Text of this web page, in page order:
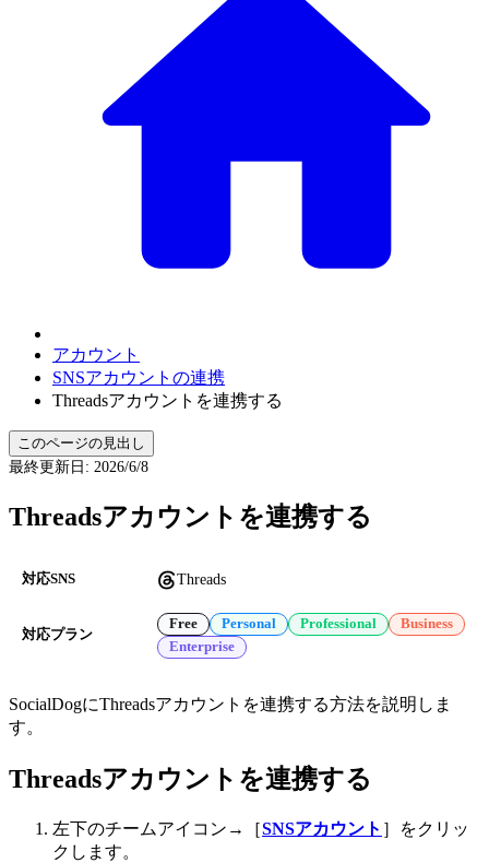
アカウント
SNSアカウントの連携
Threadsアカウントを連携する
このページの見出し
最終更新日: 2026/6/8
Threadsアカウントを連携する
対応SNS Threads
対応プラン
Free Personal Professional
Business
Enterprise
SocialDogにThreadsアカウントを連携する方法を説明しま
す。
Threadsアカウントを連携する
左下のチームアイコン→［SNSアカウント ］をクリッ
クします。